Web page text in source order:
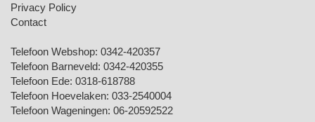
Privacy Policy
Contact
Telefoon Webshop: 0342-420357
Telefoon Barneveld: 0342-420355
Telefoon Ede: 0318-618788
Telefoon Hoevelaken: 033-2540004
Telefoon Wageningen: 06-20592522